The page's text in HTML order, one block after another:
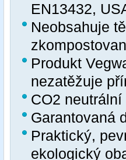
EN13432,
Neobsahuje
Produkt
nezatěžuje
CO2 neutrální
Garantovaná
Praktický,
ekologický